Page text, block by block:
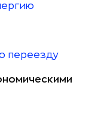
переезду